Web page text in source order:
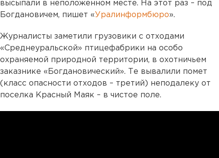
высыпали в неположенном месте. На этот раз – под
Богдановичем, пишет «Уралинформбюро».
Журналисты заметили грузовики с отходами
«Среднеуральской» птицефабрики на особо
охраняемой природной территории, в охотничьем
заказнике «Богдановический». Те вывалили помет
(класс опасности отходов – третий) неподалеку от
поселка Красный Маяк – в чистое поле.